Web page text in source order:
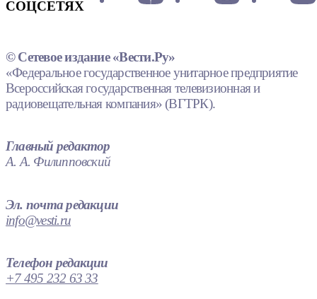
СОЦСЕТЯХ
© Сетевое издание «Вести.Ру»
«Федеральное государственное унитарное предприятие
Всероссийская государственная телевизионная и
радиовещательная компания» (ВГТРК).
Главный редактор
А. А. Филипповский
Эл. почта редакции
info@vesti.ru
Телефон редакции
+7 495 232 63 33